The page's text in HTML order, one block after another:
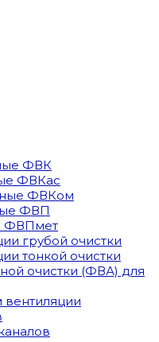
ФВК
ФВКас
ФВКом
ФВП
ФВПмет
грубой очистки
тонкой очистки
очистки (ФВА) для
вентиляции